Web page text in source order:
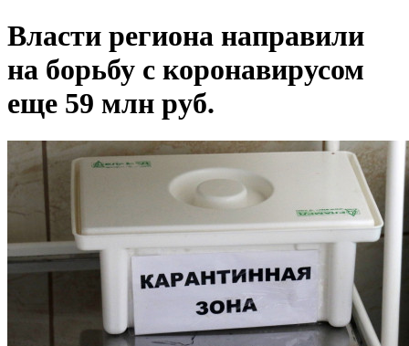
Власти региона направили
на борьбу с коронавирусом
еще 59 млн руб.